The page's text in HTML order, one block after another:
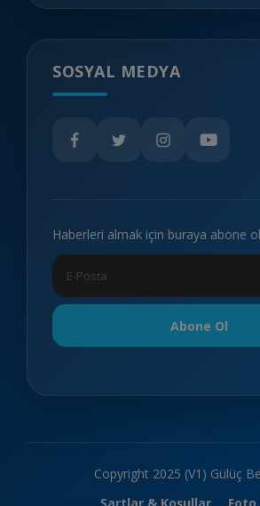
SOSYAL MEDYA
Haberleri almak için buraya abone
Abone Ol
Copyright 2025 (V1) Gülüç